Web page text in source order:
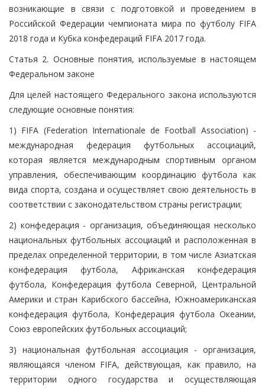
возникающие в связи с подготовкой и проведением в
Российской Федерации чемпионата мира по футболу FIFA
2018 года и Кубка конфедераций FIFA 2017 года.
Статья 2. Основные понятия, используемые в настоящем
Федеральном законе
Для целей настоящего Федерального закона используются
следующие основные понятия:
1) FIFA (Federation Internationale de Football Association) -
международная федерация футбольных ассоциаций,
которая является международным спортивным органом
управления, обеспечивающим координацию футбола как
вида спорта, создана и осуществляет свою деятельность в
соответствии с законодательством страны регистрации;
2) конфедерация - организация, объединяющая несколько
национальных футбольных ассоциаций и расположенная в
пределах определенной территории, в том числе Азиатская
конфедерация футбола, Африканская конфедерация
футбола, Конфедерация футбола Северной, Центральной
Америки и стран Карибского бассейна, Южноамериканская
конфедерация футбола, Конфедерация футбола Океании,
Союз европейских футбольных ассоциаций;
3) национальная футбольная ассоциация - организация,
являющаяся членом FIFA, действующая, как правило, на
территории одного государства и осуществляющая